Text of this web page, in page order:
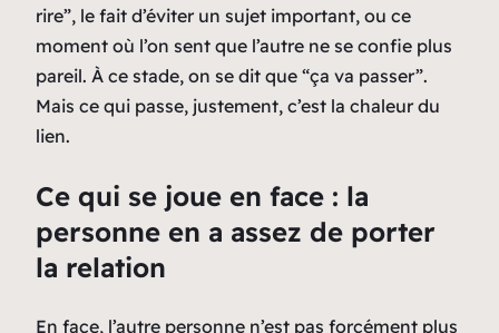
rire”, le fait d’éviter un sujet important, ou ce
moment où l’on sent que l’autre ne se confie plus
pareil. À ce stade, on se dit que “ça va passer”.
Mais ce qui passe, justement, c’est la chaleur du
lien.
Ce qui se joue en face : la
personne en a assez de porter
la relation
En face, l’autre personne n’est pas forcément plus